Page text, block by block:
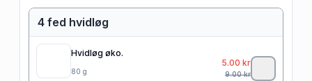
4 fed hvidløg
Hvidløg øko.
80 g
5.00 kr
9.00kr